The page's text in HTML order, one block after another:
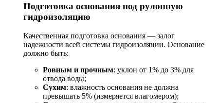
Подготовка основания под рулонную
гидроизоляцию
Качественная подготовка основания — залог
надежности всей системы гидроизоляции. Основание
должно быть:
Ровным и прочным: уклон от 1% до 3% для
отвода воды;
Сухим: влажность основания не должна
превышать 5% (измеряется влагомером);